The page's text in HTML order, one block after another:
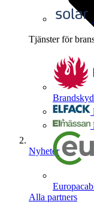
Tjänster för
Alla partners
Nyheter